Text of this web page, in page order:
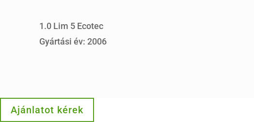
1.0 Lim 5 Ecotec
Gyártási év: 2006
Ajánlatot kérek